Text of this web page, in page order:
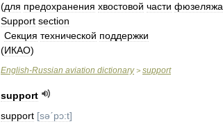
(для предохранения хвостовой части фюзеляжа
Support section
Секция технической поддержки
(ИКАО)
English-Russian aviation dictionary> support
support
support [səˊpɔ:t]